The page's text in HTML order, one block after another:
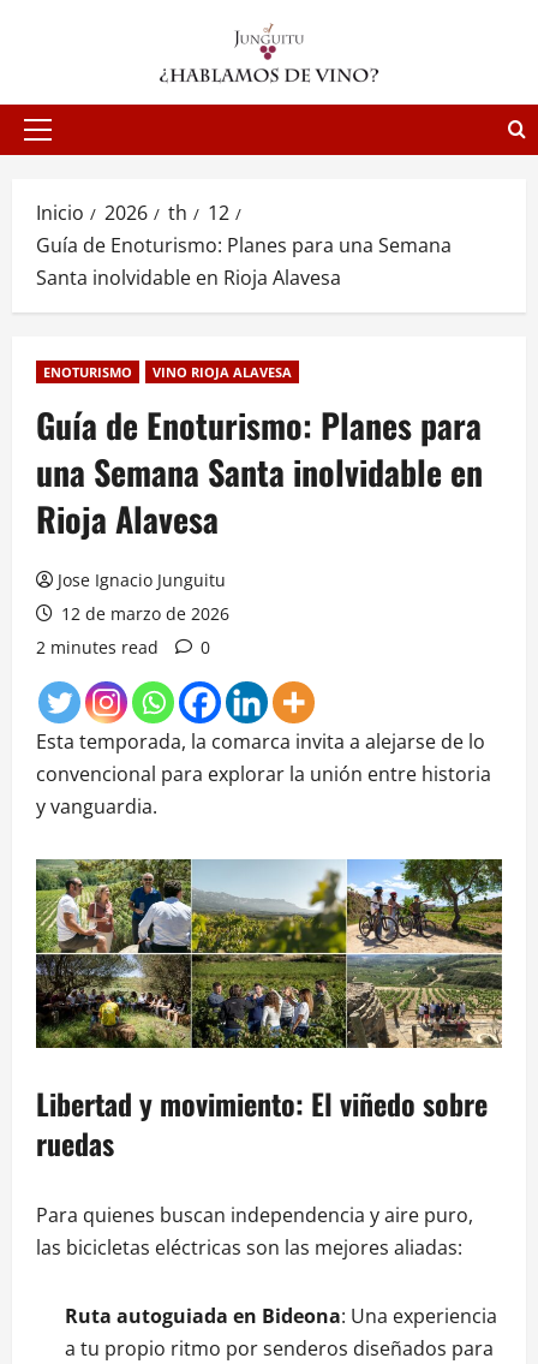
Menú
Inicio 2026 th
12
Guía de Enoturismo: Planes para una Semana
Santa inolvidable en Rioja Alavesa
ENOTURISMO VINO RIOJA ALAVESA
Guía de Enoturismo: Planes para
una Semana Santa inolvidable en
Rioja Alavesa
Jose Ignacio Junguitu
12 de marzo de 2026
2 minutes read
0
Esta temporada, la comarca invita a alejarse de lo
convencional para explorar la unión entre historia
y vanguardia.
Libertad y movimiento: El viñedo sobre
ruedas
Para quienes buscan independencia y aire puro,
las bicicletas eléctricas son las mejores aliadas:
Ruta autoguiada en Bideona: Una experiencia
a tu propio ritmo por senderos diseñados para